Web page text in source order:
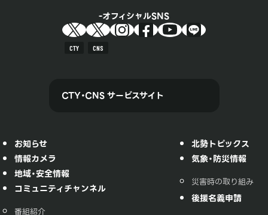
オフィシャルSNS
CTY CNS
CTY・CNS サービスサイト
お知らせ
情報カメラ
地域・安全情報
コミュニティチャンネル
番組紹介
北勢トピックス
気象・防災情報
災害時の取り組み
後援名義申請